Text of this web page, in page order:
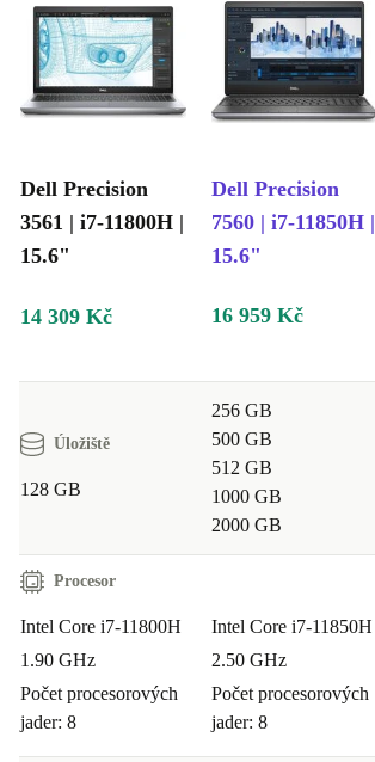
Dell Precision
3561 | i7-11800H |
15.6"
Dell Precision
7560 | i7-11850H |
15.6"
14 309 Kč 16 959 Kč
Úložiště
128 GB
256 GB
500 GB
512 GB
1000 GB
2000 GB
Procesor
Intel Core i7-11800H
1.90 GHz
Počet procesorových
jader: 8
Intel Core i7-11850H
2.50 GHz
Počet procesorových
jader: 8